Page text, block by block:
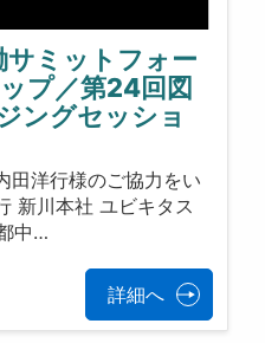
サミットフォー
プ／第24回図
ングセッショ
田洋行様のご協力をい
新川本社 ユビキタス
中…
詳細へ